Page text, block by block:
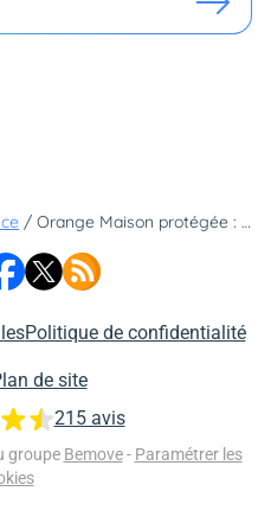
/ Orange Maison protégée : avis et prix de l'alarme avec télésurveillance d'Orange
Politique de confidentialité
de site
groupe Bemove - Paramétrer les
215 avis